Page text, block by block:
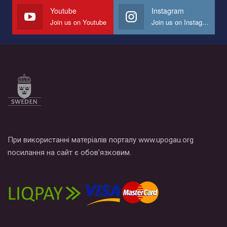
Youtube
Join us on Youtube
Instagram
Join us on Instagram
При використанні матеріалів порталу www.upogau.org
посилання на сайт є обов’язковим.